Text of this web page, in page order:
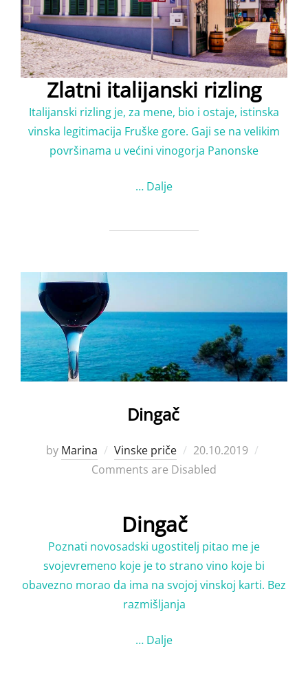
Zlatni italijanski rizling
Italijanski rizling je, za mene, bio i ostaje, istinska
vinska legitimacija Fruške gore. Gaji se na velikim
površinama u većini vinogorja Panonske
… Dalje
Dingač
by Marina Vinske priče
Posted
on
20.10.2019
Comments are Disabled
Dingač
Poznati novosadski ugostitelј pitao me je
svojevremeno koje je to strano vino koje bi
obavezno morao da ima na svojoj vinskoj karti. Bez
razmišlјanja
… Dalje